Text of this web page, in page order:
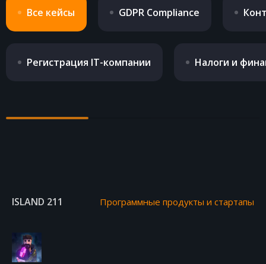
Все кейсы GDPR Compliance
Регистрация IT-компании Налоги и
ISLAND 211 Программные продукты и стартапы